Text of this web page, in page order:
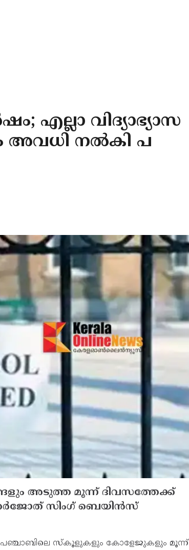
എല്ലാ വിദ്യാഭ്യാസ
അവധി നല്‍കി പ
അടുത്ത മൂന്ന് ദിവസത്തേക്ക്
ഹര്‍ജോത് സിംഗ് ബെയിന്‍സ്
പഞ്ചാബിലെ സ്‌കൂളുകളും കോളേജുകളും മൂന്ന്